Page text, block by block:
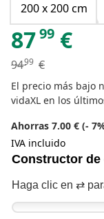
200 x 200 cm
8799 €
9499 €
El precio más bajo
vidaXL en los
Ahorras 7.00 € (-
IVA incluido